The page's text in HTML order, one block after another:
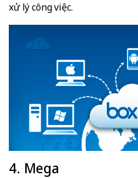
xử lý công việc.
4. Mega